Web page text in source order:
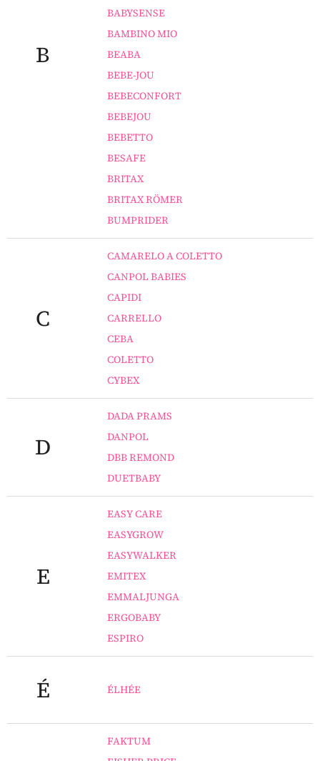
B
BABYSENSE
BAMBINO MIO
BEABA
BEBE-JOU
BEBECONFORT
BEBEJOU
BEBETTO
BESAFE
BRITAX
BRITAX RÖMER
BUMPRIDER
C
CAMARELO A COLETTO
CANPOL BABIES
CAPIDI
CARRELLO
CEBA
COLETTO
CYBEX
D
DADA PRAMS
DANPOL
DBB REMOND
DUETBABY
E
EASY CARE
EASYGROW
EASYWALKER
EMITEX
EMMALJUNGA
ERGOBABY
ESPIRO
É ÉLHÉE
FAKTUM